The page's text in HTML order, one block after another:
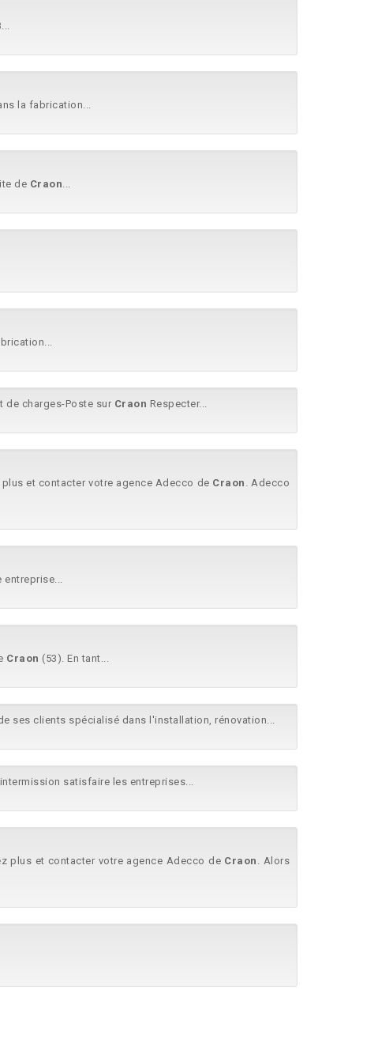
la fabrication...
de Craon...
de charges-Poste sur Craon Respecter...
plus et contacter votre agence Adecco de Craon . Adecco
entreprise...
Craon (53). En tant...
ses clients spécialisé dans l'installation, rénovation...
satisfaire les entreprises...
plus et contacter votre agence Adecco de Craon . Alors